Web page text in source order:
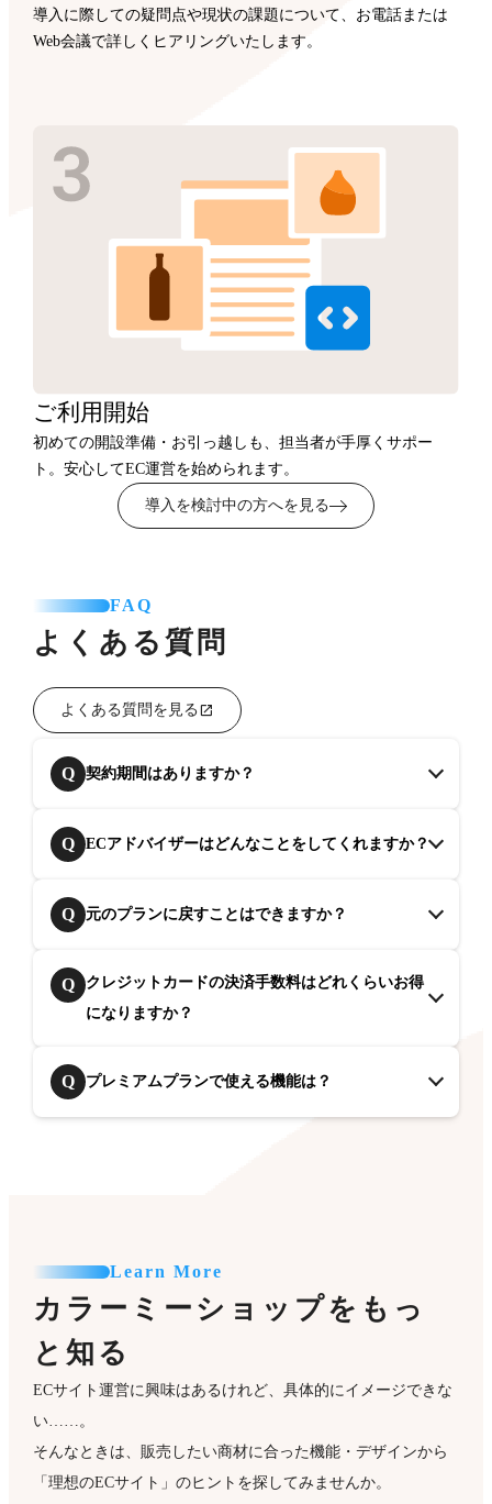
導入に際しての疑問点や現状の課題について、お電話または
Web会議で詳しくヒアリングいたします。
ご利用開始
初めての開設準備・お引っ越しも、担当者が手厚くサポー
ト。安心してEC運営を始められます。
導入を検討中の方へを見る
FAQ
よくある質問
よくある質問を見る
Q 契約期間はありますか？
Q ECアドバイザーはどんなことをしてくれますか？
Q 元のプランに戻すことはできますか？
Q
クレジットカードの決済手数料はどれくらいお得
になりますか？
Q プレミアムプランで使える機能は？
Learn More
カラーミーショップをもっ
と知る
ECサイト運営に興味はあるけれど、具体的にイメージできな
い……。
そんなときは、販売したい商材に合った機能・デザインから
「理想のECサイト」のヒントを探してみませんか。